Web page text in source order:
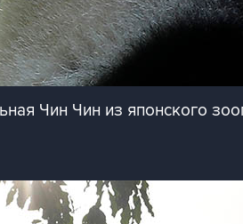
Чин Чин из японского